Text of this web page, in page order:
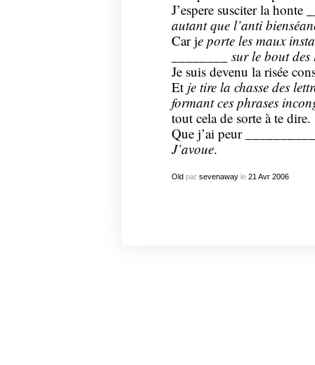
J’espere susciter la honte
autantque l’anti
Car je porte les maux
________ sur le bout des
Je suis devenu la risée
Et jetire la chasse des
formant ces phrases
tout cela de sorte à te dire.
Que j’ai peur __________
J’avoue.
Oldpar sevenawayle 21 Avr 2006